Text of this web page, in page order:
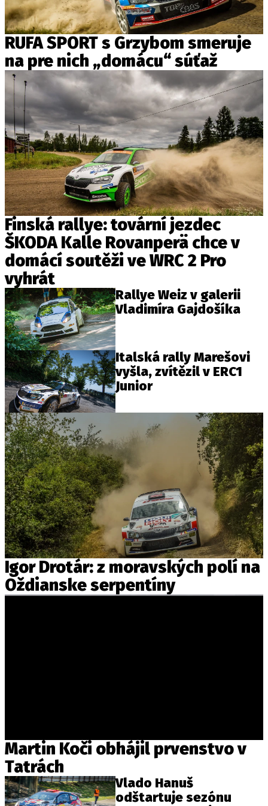
ČEŠI V AKCI
FIA CEZ & POHÁRY
MEZINÁRODNÍ SCÉNA
SLEDUJTE NÁS NA |
Máte příběh, fotku nebo video?
Pošlete e-mail na autoroad.cz
ETICKÝ KODEX
KONTAKT
VYDAVATEL
INZERCE
OSOBNÍ ÚDAJE / COOKIES
Provozovatelem serveru autoroad.cz je
INCORP MEDIA GROUP s.r.o., IČ: 118 23 054
RUFA SPORT s Grzybom smeruje
na pre nich „domácu“ súťaž
Finská rallye: tovární jezdec
ŠKODA Kalle Rovanperä chce v
domácí soutěži ve WRC 2 Pro
vyhrát
Rallye Weiz v galerii
Vladimíra Gajdošíka
Italská rally Marešovi
vyšla, zvítězil v ERC1
Junior
Igor Drotár: z moravských polí na
Oždianske serpentíny
Martin Koči obhájil prvenstvo v
Tatrách
Vlado Hanuš
odštartuje sezónu